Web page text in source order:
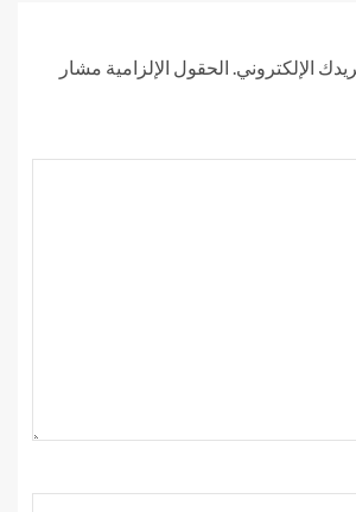
الإلكتروني. الحقول الإلزامية مشار